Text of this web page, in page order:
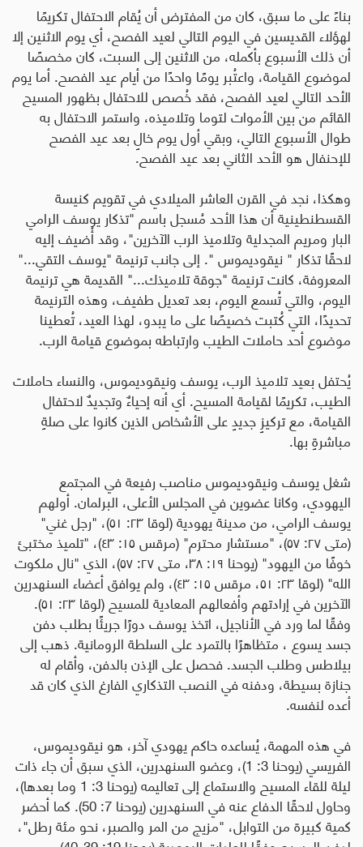
بناءً على ما سبق، كان من المفترض أن يُقام الاحتفال تكريمًا
لهؤلاء القديسين في اليوم التالي لعيد الفصح، أي يوم الاثنين إلا
أن ذلك الأسبوع بأكمله، من الاثنين إلى السبت، كان مخصصًا
لموضوع القيامة، واعتُبر يومًا واحدًا من أيام عيد الفصح. أما يوم
الأحد التالي لعيد الفصح، فقد خُصص للاحتفال بظهور المسيح
القائم من بين الأموات لتوما وتلاميذه، واستمر الاحتفال به
طوال الأسبوع التالي، وبقي أول يوم خالٍ بعد عيد الفصح
للإحنفال هو الأحد الثاني بعد عيد الفصح.
وهكذا، نجد في القرن العاشر الميلادي في تقويم كنيسة
القسطنطينية أن هذا الأحد مُسجل باسم "تذكار يوسف الرامي
البار ومريم المجدلية وتلاميذ الرب الآخرين"، وقد أُضيف إليه
لاحقًا تذكار " نيقوديموس ". إلى جانب ترنيمة "يوسف التقي..."
المعروفة، كانت ترنيمة "جوقة تلاميذك..." القديمة هي ترنيمة
اليوم، والتي تُسمع اليوم، بعد تعديل طفيف، وهذه الترنيمة
تحديدًا، التي كُتبت خصيصًا على ما يبدو، لهذا العيد، تُعطينا
موضوع أحد حاملات الطيب وارتباطه بموضوع قيامة الرب.
يُحتفل بعيد تلاميذ الرب، يوسف ونيقوديموس، والنساء حاملات
الطيب، تكريمًا لقيامة المسيح. أي أنه إحياءٌ وتجديدٌ لاحتفال
القيامة، مع تركيزٍ جديدٍ على الأشخاص الذين كانوا على صلةٍ
مباشرةٍ بها.
شغل يوسف ونيقوديموس مناصب رفيعة في المجتمع
اليهودي، وكانا عضوين في المجلس الأعلى، البرلمان. أولهم
يوسف الرامي، من مدينة يهودية (لوقا ٢٣: ٥١)، "رجل غني"
(متى ٢٧: ٥٧)، "مستشار محترم" (مرقس ١٥: ٤٣)، "تلميذ مختبئ
خوفًا من اليهود" (يوحنا ١٩: ٣٨، متى ٢٧: ٥٧)، الذي "نال ملكوت
الله" (لوقا ٢٣: ٥١، مرقس ١٥: ٤٣)، ولم يوافق أعضاء السنهدرين
الآخرين في إرادتهم وأفعالهم المعادية للمسيح (لوقا ٢٣: ٥١).
وفقًا لما ورد في الأناجيل، اتخذ يوسف دورًا جريئًا بطلب دفن
جسد يسوع ، متظاهرًا بالتمرد على السلطة الرومانية. ذهب إلى
بيلاطس وطلب الجسد. فحصل على الإذن بالدفن، وأقام له
جنازة بسيطة، ودفنه في النصب التذكاري الفارغ الذي كان قد
أعده لنفسه.
في هذه المهمة، يُساعده حاكم يهودي آخر، هو نيقوديموس،
الفريسي (يوحنا 3: 1)، وعضو السنهدرين، الذي سبق أن جاء ذات
ليلة للقاء المسيح والاستماع إلى تعاليمه (يوحنا 3: 1 وما بعدها)،
وحاول لاحقًا الدفاع عنه في السنهدرين (يوحنا 7: 50). كما أحضر
كمية كبيرة من التوابل، "مزيج من المر والصبر، نحو مئة رطل"،